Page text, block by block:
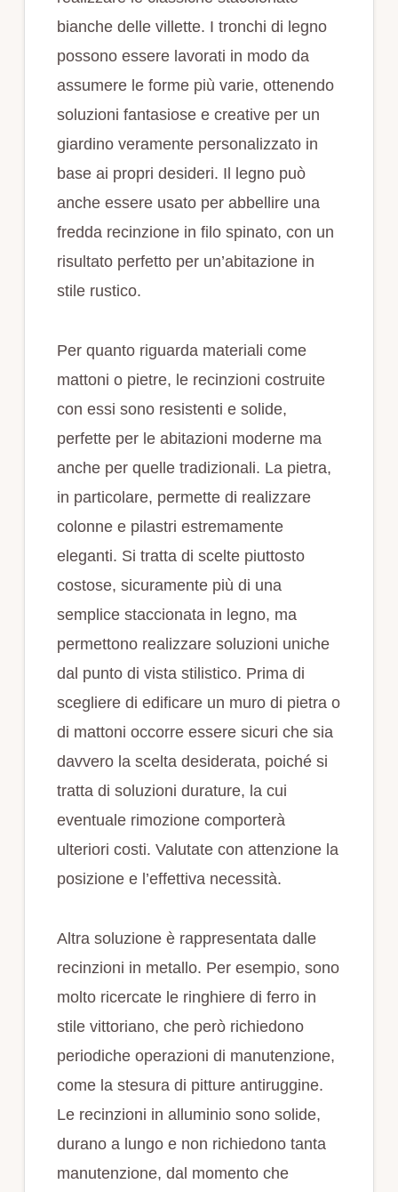
bianche delle villette. I tronchi di legno
possono essere lavorati in modo da
assumere le forme più varie, ottenendo
soluzioni fantasiose e creative per un
giardino veramente personalizzato in
base ai propri desideri. Il legno può
anche essere usato per abbellire una
fredda recinzione in filo spinato, con un
risultato perfetto per un’abitazione in
stile rustico.
Per quanto riguarda materiali come
mattoni o pietre, le recinzioni costruite
con essi sono resistenti e solide,
perfette per le abitazioni moderne ma
anche per quelle tradizionali. La pietra,
in particolare, permette di realizzare
colonne e pilastri estremamente
eleganti. Si tratta di scelte piuttosto
costose, sicuramente più di una
semplice staccionata in legno, ma
permettono realizzare soluzioni uniche
dal punto di vista stilistico. Prima di
scegliere di edificare un muro di pietra o
di mattoni occorre essere sicuri che sia
davvero la scelta desiderata, poiché si
tratta di soluzioni durature, la cui
eventuale rimozione comporterà
ulteriori costi. Valutate con attenzione la
posizione e l’effettiva necessità.
Altra soluzione è rappresentata dalle
recinzioni in metallo. Per esempio, sono
molto ricercate le ringhiere di ferro in
stile vittoriano, che però richiedono
periodiche operazioni di manutenzione,
come la stesura di pitture antiruggine.
Le recinzioni in alluminio sono solide,
durano a lungo e non richiedono tanta
manutenzione, dal momento che